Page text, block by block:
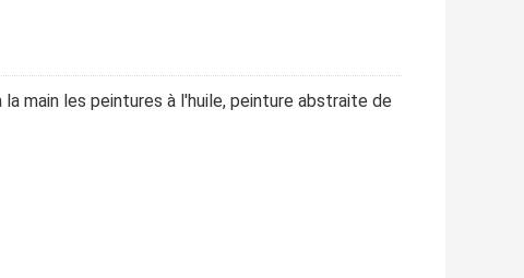
main les peintures à l'huile, peinture abstraite de